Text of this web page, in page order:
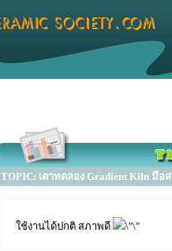
TOPIC: เตาทดลอง Gradient Kiln มือ
ใช้งานได้ปกติ สภาพดี